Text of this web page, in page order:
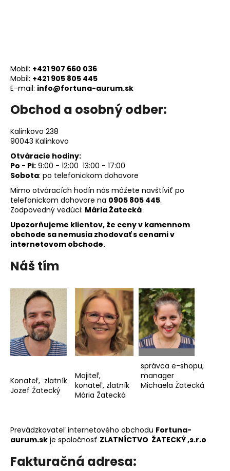
Mobil: +421 907 660 036
Mobil: +421 905 805 445
E-mail: info@fortuna-aurum.sk
Obchod a osobný odber:
Kalinkovo 238
90043 Kalinkovo
Otváracie hodiny:
Po - Pi: 9:00 - 12:00 13:00 - 17:00
Sobota: po telefonickom dohovore
Mimo otváracích hodín nás môžete navštíviť po
telefonickom dohovore na 0905 805 445.
Zodpovedný vedúci: Mária Žatecká
Upozorňujeme klientov, že ceny v kamennom
obchode sa nemusia zhodovať s cenami v
internetovom obchode.
Náš tím
Konateľ, zlatník
Jozef Žatecký
Majiteľ,
konateľ, zlatník
Mária Žatecká
Michaela Žatecká
Prevádzkovateľ internetového obchodu Fortuna-
aurum.sk je spoločnosť ZLATNÍCTVO ŽATECKÝ ,s.r.o
Fakturačná adresa:
?
HĽADAŤ
O
d
p
o
r
ú
č
a
e